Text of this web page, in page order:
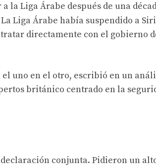
la Liga Árabe después de una
La Liga Árabe había suspendido a
directamente con el gobierno
el uno en el otro, escribió en un
británico centrado en la
conjunta. Pidieron un